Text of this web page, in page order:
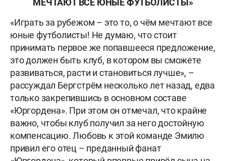
МЕЧТАЮТ ВСЕ ЮНЫЕ ФУТБОЛИСТЫ»
«Играть за рубежом – это то, о чём мечтают все
юные футболисты! Не думаю, что стоит
принимать первое же попавшееся предложение,
это должен быть клуб, в котором вы сможете
развиваться, расти и становиться лучше», –
рассуждал Бергстрём несколько лет назад, едва
только закрепившись в основном составе
«Юргордена». При этом он отмечал, что крайне
важно, чтобы клуб получил за него достойную
компенсацию. Любовь к этой команде Эмилю
привил его отец – преданный фанат